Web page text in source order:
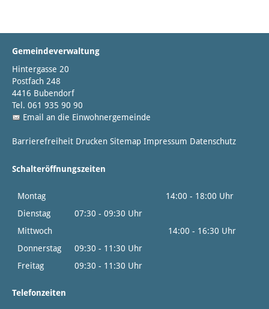
Gemeindeverwaltung
Hintergasse 20
Postfach 248
4416 Bubendorf
Tel. 061 935 90 90
Email an die Einwohnergemeinde
Barrierefreiheit Drucken Sitemap Impressum Datenschutz
Schalteröffnungszeiten
Montag
14:00 - 18:00 Uhr
Dienstag
07:30 - 09:30 Uhr
Mittwoch
14:00 - 16:30 Uhr
Donnerstag
09:30 - 11:30 Uhr
Freitag
09:30 - 11:30 Uhr
Telefonzeiten